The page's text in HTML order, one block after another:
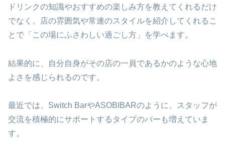
ドリンクの知識やおすすめの楽しみ方を教えてくれるだけ
でなく、店の雰囲気や常連のスタイルを紹介してくれるこ
とで「この場にふさわしい過ごし方」を学べます。
結果的に、自分自身がその店の一員であるかのような心地
よさを感じられるのです。
最近では、Switch BarやASOBIBARのように、スタッフが
交流を積極的にサポートするタイプのバーも増えていま
す。